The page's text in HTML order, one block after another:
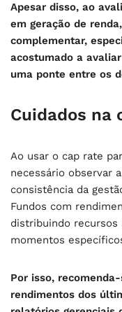
Apesar disso, ao
em geração de
complementar,
acostumado a
uma ponte entre os
Cuidados na
Ao usar o cap rate
necessário observar
consistência da
Fundos com
distribuindo recursos
momentos
Por isso,
rendimentos dos